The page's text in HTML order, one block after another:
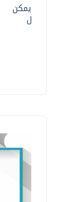
.. هل يمكن
نتعامل